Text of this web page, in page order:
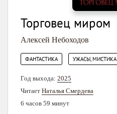
Торговец миром
Алексей Небоходов
ФАНТАСТИКА УЖАСЫ, МИСТИКА
Год выхода: 2025
Читает Наталья Смердева
6 часов 59 минут